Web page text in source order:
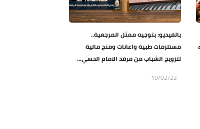
بالفيديو: بتوجيه ممثل المرجعية..
مستلزمات طبية واعانات ومنح مالية
لتزويج الشباب من مرقد الامام الحسي...
19/02/22